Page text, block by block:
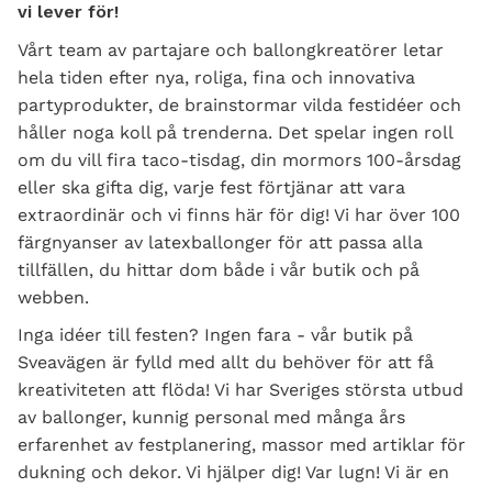
vi lever för!
Vårt team av partajare och ballongkreatörer letar
hela tiden efter nya, roliga, fina och innovativa
partyprodukter, de brainstormar vilda festidéer och
håller noga koll på trenderna. Det spelar ingen roll
om du vill fira taco-tisdag, din mormors 100-årsdag
eller ska gifta dig, varje fest förtjänar att vara
extraordinär och vi finns här för dig! Vi har över 100
färgnyanser av latexballonger för att passa alla
tillfällen, du hittar dom både i vår butik och på
webben.
Inga idéer till festen? Ingen fara - vår butik på
Sveavägen är fylld med allt du behöver för att få
kreativiteten att flöda! Vi har Sveriges största utbud
av ballonger, kunnig personal med många års
erfarenhet av festplanering, massor med artiklar för
dukning och dekor. Vi hjälper dig! Var lugn! Vi är en